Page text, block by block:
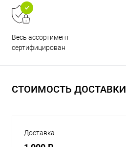
Весь ассортимент
сертифицирован
СТОИМОСТЬ ДОСТАВКИ
Доставка